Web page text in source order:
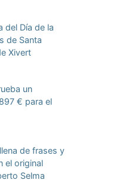
del Día de la
de Santa
Xivert
un
€ para el
de frases y
el original
Selma